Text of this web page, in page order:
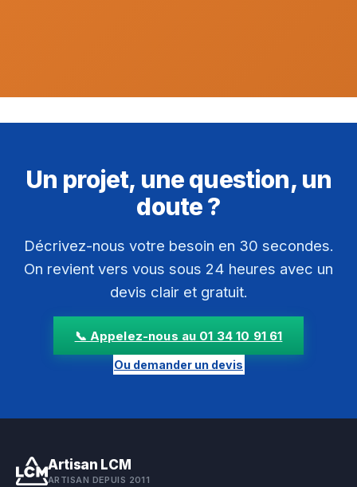
Un projet, une question, un
doute ?
Décrivez-nous votre besoin en 30 secondes.
On revient vers vous sous 24 heures avec un
devis clair et gratuit.
📞 Appelez-nous au 01 34 10 91 61
Ou demander un devis
Artisan LCM
ARTISAN DEPUIS 2011